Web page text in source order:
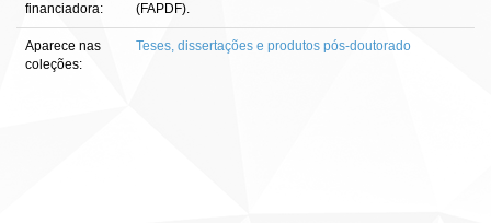
financiadora:
(FAPDF).
Aparece nas
coleções:
Teses, dissertações e produtos pós-doutorado